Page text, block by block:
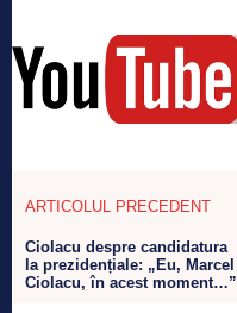
ARTICOLUL PRECEDENT
Ciolacu despre candidatura
la prezidențiale: „Eu, Marcel
Ciolacu, în acest moment…”